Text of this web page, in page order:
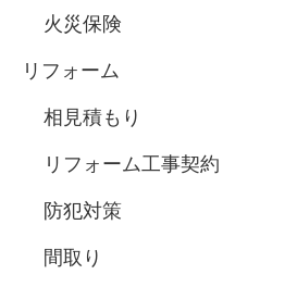
火災保険
リフォーム
相見積もり
リフォーム工事契約
防犯対策
間取り